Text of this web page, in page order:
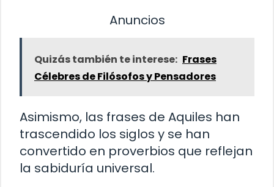
Anuncios
Quizás también te interese: Frases
Célebres de Filósofos y Pensadores
Asimismo, las frases de Aquiles han
trascendido los siglos y se han
convertido en proverbios que reflejan
la sabiduría universal.